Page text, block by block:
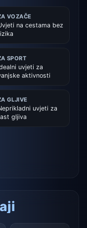
VOZAČE
na cestama bez
SPORT
uvjeti za
aktivnosti
GLJIVE
uvjeti za
gljiva